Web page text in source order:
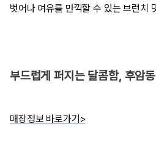
벗어나 여유를 만끽할 수 있는 브런치
부드럽게 퍼지는 달콤함, 후암동
매장정보 바로가기>